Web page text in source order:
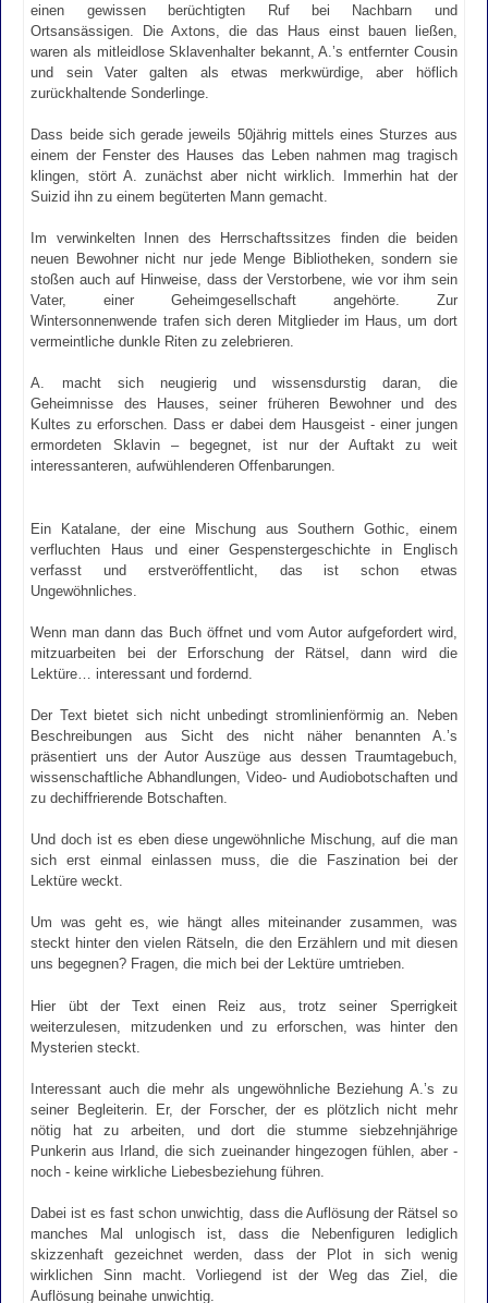
einen gewissen berüchtigten Ruf bei Nachbarn und
Ortsansässigen. Die Axtons, die das Haus einst bauen ließen,
waren als mitleidlose Sklavenhalter bekannt, A.’s entfernter Cousin
und sein Vater galten als etwas merkwürdige, aber höflich
zurückhaltende Sonderlinge.
Dass beide sich gerade jeweils 50jährig mittels eines Sturzes aus
einem der Fenster des Hauses das Leben nahmen mag tragisch
klingen, stört A. zunächst aber nicht wirklich. Immerhin hat der
Suizid ihn zu einem begüterten Mann gemacht.
Im verwinkelten Innen des Herrschaftssitzes finden die beiden
neuen Bewohner nicht nur jede Menge Bibliotheken, sondern sie
stoßen auch auf Hinweise, dass der Verstorbene, wie vor ihm sein
Vater, einer Geheimgesellschaft angehörte. Zur
Wintersonnenwende trafen sich deren Mitglieder im Haus, um dort
vermeintliche dunkle Riten zu zelebrieren.
A. macht sich neugierig und wissensdurstig daran, die
Geheimnisse des Hauses, seiner früheren Bewohner und des
Kultes zu erforschen. Dass er dabei dem Hausgeist - einer jungen
ermordeten Sklavin – begegnet, ist nur der Auftakt zu weit
interessanteren, aufwühlenderen Offenbarungen.
Ein Katalane, der eine Mischung aus Southern Gothic, einem
verfluchten Haus und einer Gespenstergeschichte in Englisch
verfasst und erstveröffentlicht, das ist schon etwas
Ungewöhnliches.
Wenn man dann das Buch öffnet und vom Autor aufgefordert wird,
mitzuarbeiten bei der Erforschung der Rätsel, dann wird die
Lektüre… interessant und fordernd.
Der Text bietet sich nicht unbedingt stromlinienförmig an. Neben
Beschreibungen aus Sicht des nicht näher benannten A.’s
präsentiert uns der Autor Auszüge aus dessen Traumtagebuch,
wissenschaftliche Abhandlungen, Video- und Audiobotschaften und
zu dechiffrierende Botschaften.
Und doch ist es eben diese ungewöhnliche Mischung, auf die man
sich erst einmal einlassen muss, die die Faszination bei der
Lektüre weckt.
Um was geht es, wie hängt alles miteinander zusammen, was
steckt hinter den vielen Rätseln, die den Erzählern und mit diesen
uns begegnen? Fragen, die mich bei der Lektüre umtrieben.
Hier übt der Text einen Reiz aus, trotz seiner Sperrigkeit
weiterzulesen, mitzudenken und zu erforschen, was hinter den
Mysterien steckt.
Interessant auch die mehr als ungewöhnliche Beziehung A.’s zu
seiner Begleiterin. Er, der Forscher, der es plötzlich nicht mehr
nötig hat zu arbeiten, und dort die stumme siebzehnjährige
Punkerin aus Irland, die sich zueinander hingezogen fühlen, aber -
noch - keine wirkliche Liebesbeziehung führen.
Dabei ist es fast schon unwichtig, dass die Auflösung der Rätsel so
manches Mal unlogisch ist, dass die Nebenfiguren lediglich
skizzenhaft gezeichnet werden, dass der Plot in sich wenig
wirklichen Sinn macht. Vorliegend ist der Weg das Ziel, die
Auflösung beinahe unwichtig.